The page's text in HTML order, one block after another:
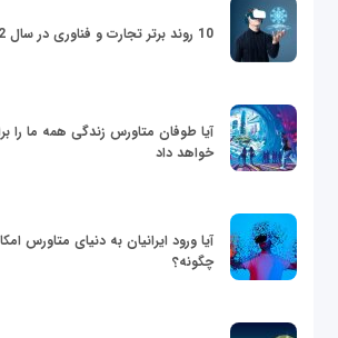
10 روند برتر تجارت و فناوری در سال 2022
آیا طوفان متاورس زندگی همه ما را
خواهد داد
آیا ورود ایرانیان به دنیای متاورس
چگونه؟